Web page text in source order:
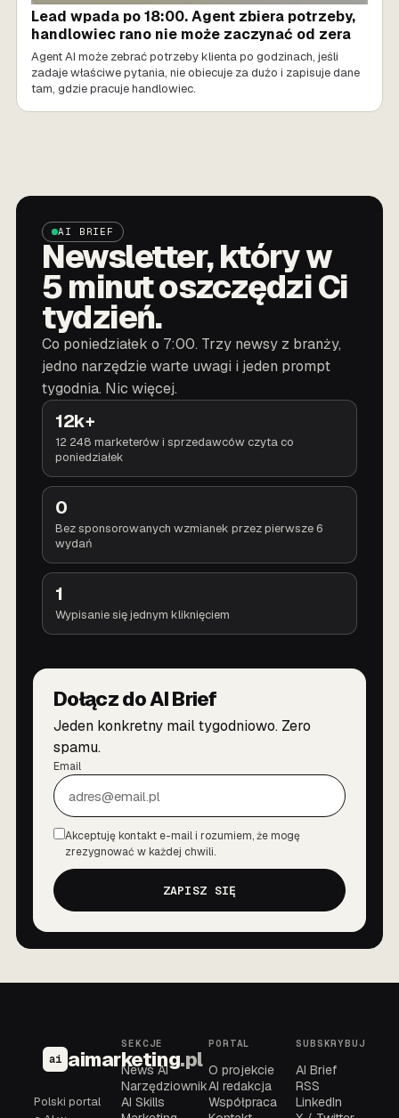
Lead wpada po 18:00. Agent zbiera potrzeby,
handlowiec rano nie może zaczynać od zera
Agent AI może zebrać potrzeby klienta po godzinach, jeśli
zadaje właściwe pytania, nie obiecuje za dużo i zapisuje dane
tam, gdzie pracuje handlowiec.
AI BRIEF
Newsletter, który w
5 minut oszczędzi Ci
tydzień.
Co poniedziałek o 7:00. Trzy newsy z branży,
jedno narzędzie warte uwagi i jeden prompt
tygodnia. Nic więcej.
12k+
12 248 marketerów i sprzedawców czyta co
poniedziałek
0
Bez sponsorowanych wzmianek przez pierwsze 6
wydań
1
Wypisanie się jednym kliknięciem
Dołącz do AI Brief
Jeden konkretny mail tygodniowo. Zero
spamu.
Email
Zgoda
Akceptuję kontakt e-mail i rozumiem, że mogę
zrezygnować w każdej chwili.
ZAPISZ SIĘ
ai aimarketing.pl
Polski portal
SEKCJE
News AI
Narzędziownik
AI Skills
PORTAL
O projekcie
AI redakcja
Współpraca
SUBSKRYBUJ
AI Brief
RSS
LinkedIn